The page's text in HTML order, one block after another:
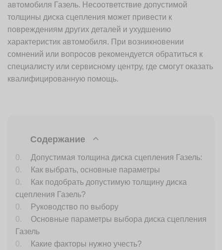
автомобиля Газель. Несоответствие допустимой
толщины диска сцепления может привести к
повреждениям других деталей и ухудшению
характеристик автомобиля. При возникновении
сомнений или вопросов рекомендуется обратиться к
специалисту или сервисному центру, где смогут оказать
квалифицированную помощь.
Содержание
Допустимая толщина диска сцепления Газель:
Как выбрать, основные параметры
Как подобрать допустимую толщину диска
сцепления Газель?
Руководство по выбору
Основные параметры выбора диска сцепления
Газель
Какие факторы нужно учесть?